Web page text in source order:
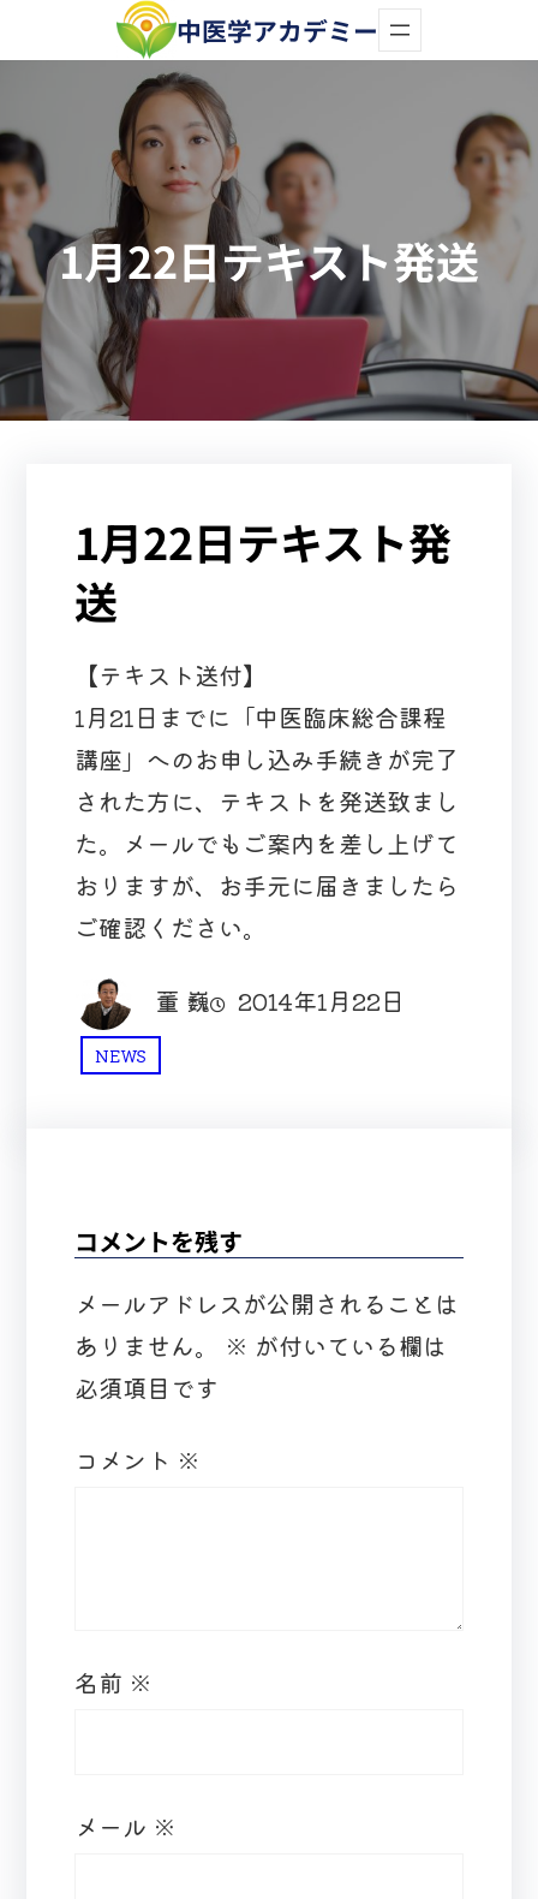
容
ス
キ
ッ
プ
中医学アカデミー
1月22日テキスト発送
1月22日テキスト発
送
【テキスト送付】
1月21日までに「中医臨床総合課程
講座」へのお申し込み手続きが完了
された方に、テキストを発送致まし
た。メールでもご案内を差し上げて
おりますが、お手元に届きましたら
ご確認ください。
董 巍 2014年1月22日
NEWS
コメントを残す
メールアドレスが公開されることは
ありません。
※ が付いている欄は
必須項目です
コメント ※
名前 ※
メール ※